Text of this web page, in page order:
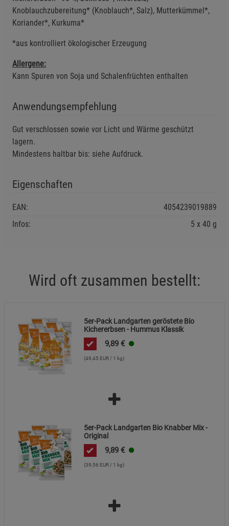
Knoblauchzubereitung* (Knoblauch*, Salz), Mutterkümmel*,
Koriander*, Kurkuma*
*aus kontrolliert ökologischer Erzeugung
Allergene:
Kann Spuren von Soja und Schalenfrüchten enthalten
Anwendungsempfehlung
Gut verschlossen sowie vor Licht und Wärme geschützt
lagern.
Mindestens haltbar bis: siehe Aufdruck.
Eigenschaften
EAN:
4054239019889
Infos:
5 x 40 g
Wird oft zusammen bestellt:
5er-Pack Landgarten geröstete Bio
Kichererbsen - Hummus Klassik
9,89 €
(49,45 EUR / 1 kg)
5er-Pack Landgarten Bio Knabber Mix -
Original
9,89 €
(39,56 EUR / 1 kg)
Zurück Einstellungen speichern für die Gruppe
Einwilligung nicht erteilen
Notwendige Cookies (5)
Beschreibung Notwendige Cookies
Beschreibung Funktionale Cookies
Cookie-Informationen anzeigen
Statistik Cookies (2)
Cookie-Informationen anzeigen